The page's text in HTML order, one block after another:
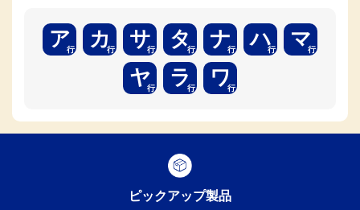
ア カ サ タ ナ ハ
マ
ヤ
ラ ワ
ピックアップ製品